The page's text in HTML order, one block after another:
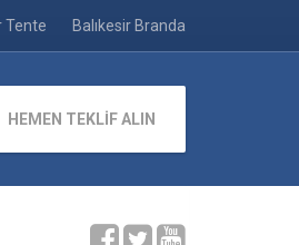
Tente Balıkesir Branda
HEMEN TEKLİF ALIN